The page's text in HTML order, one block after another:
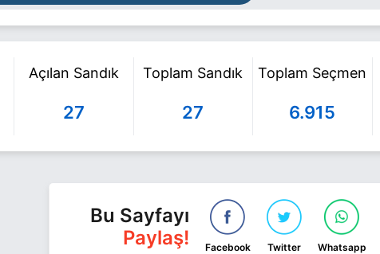
Açılan Sandık
27
Toplam Sandık
27
Toplam Seçmen
6.915
Bu Sayfayı
Paylaş!
Facebook Twitter Whatsapp